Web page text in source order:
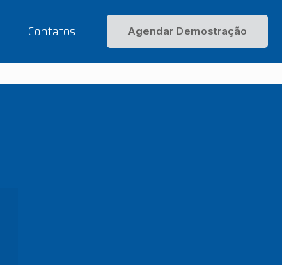
Contatos Agendar Demostração